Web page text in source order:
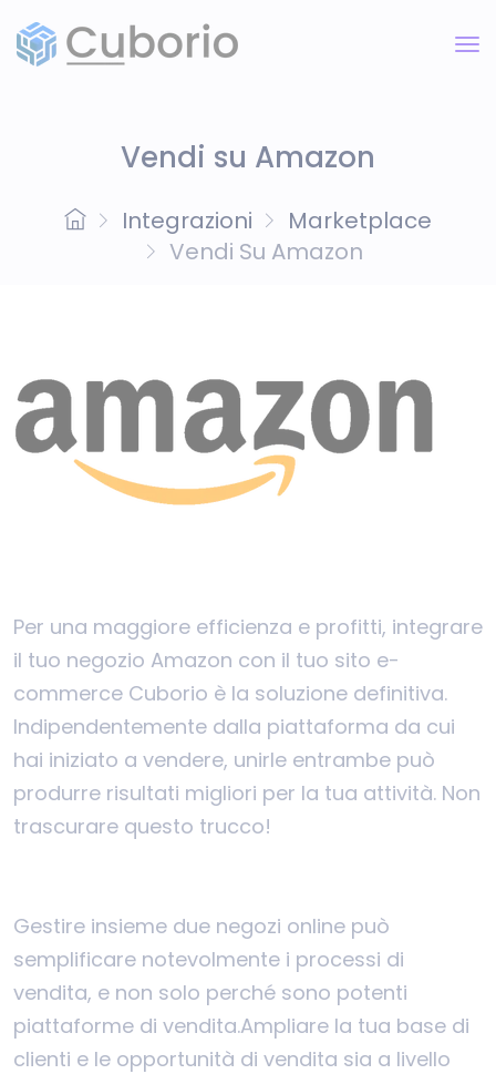
Vendi su Amazon
Integrazioni
Marketplace
Vendi Su Amazon
Per una maggiore efficienza e profitti, integrare
il tuo negozio Amazon con il tuo sito e-
commerce Cuborio è la soluzione definitiva.
Indipendentemente dalla piattaforma da cui
hai iniziato a vendere, unirle entrambe può
produrre risultati migliori per la tua attività. Non
trascurare questo trucco!
Gestire insieme due negozi online può
semplificare notevolmente i processi di
vendita, e non solo perché sono potenti
piattaforme di vendita.Ampliare la tua base di
clienti e le opportunità di vendita sia a livello